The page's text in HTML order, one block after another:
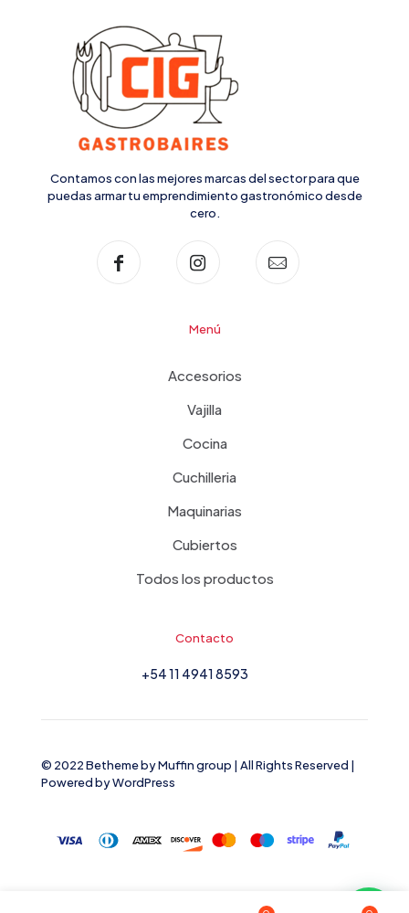
Contamos con las mejores marcas del sector para que
puedas armar tu emprendimiento gastronómico desde
cero.
Menú
Accesorios
Vajilla
Cocina
Cuchilleria
Maquinarias
Cubiertos
Todos los productos
Contacto
+54 11 4941 8593
© 2022 Betheme byMuffin group | All Rights Reserved |
Powered byWordPress